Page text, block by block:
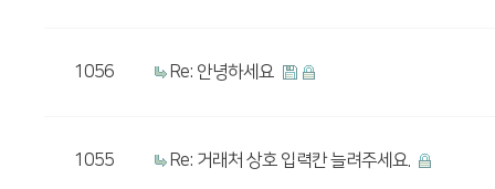
1056 Re: 안녕하세요
1055 Re: 거래처 상호 입력칸 늘려주세요.